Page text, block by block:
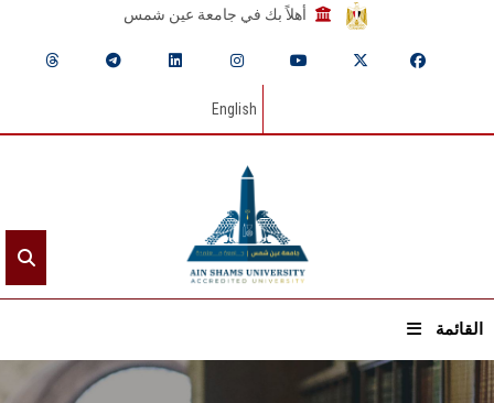
أهلاً بك في جامعة عين شمس
English
القائمة
الرئيسيـة